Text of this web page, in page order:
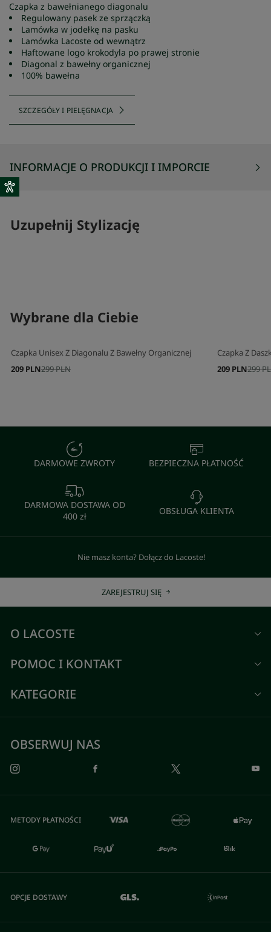
Czapka z bawełnianego diagonalu
Regulowany pasek ze sprzączką
Lamówka w jodełkę na pasku
Lamówka Lacoste od wewnątrz
Haftowane logo krokodyla po prawej stronie
Diagonal z bawełny organicznej
100% bawełna
SZCZEGÓŁY I PIELĘGNACJA
INFORMACJE O PRODUKCJI I IMPORCIE
Uzupełnij Stylizację
Wybrane dla Ciebie
Czapka Unisex Z Diagonalu Z Bawełny Organicznej
299 PLN
209 PLN
Czapka Z
299
209 PLN
DARMOWE ZWROTY BEZPIECZNA PŁATNOŚĆ
DARMOWA DOSTAWA OD
400 zł
OBSŁUGA KLIENTA
Nie masz konta? Dołącz do Lacoste!
ZAREJESTRUJ SIĘ
O LACOSTE
POMOC I KONTAKT
KATEGORIE
OBSERWUJ NAS
METODY PŁATNOŚCI
OPCJE DOSTAWY